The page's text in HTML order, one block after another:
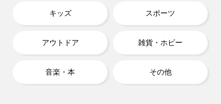
キッズ スポーツ
アウトドア 雑貨・ホビー
音楽・本 その他